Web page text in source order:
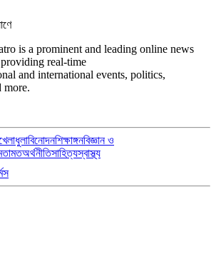
is a prominent and leading online news
real-time
and international events, politics,
more.
বিনোদনশিক্ষাঙ্গনবিজ্ঞান ও
অর্থনীতিসাহিত্যস্বাস্থ্য